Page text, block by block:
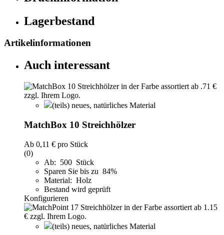
Lagerbestand
Artikelinformationen
Auch interessant
(teils) neues, natürliches Material
MatchBox 10 Streichhölzer
Ab 0,11 € pro Stück
(0)
Ab: 500 Stück
Sparen Sie bis zu 84%
Material: Holz
Bestand wird geprüft
Konfigurieren
(teils) neues, natürliches Material